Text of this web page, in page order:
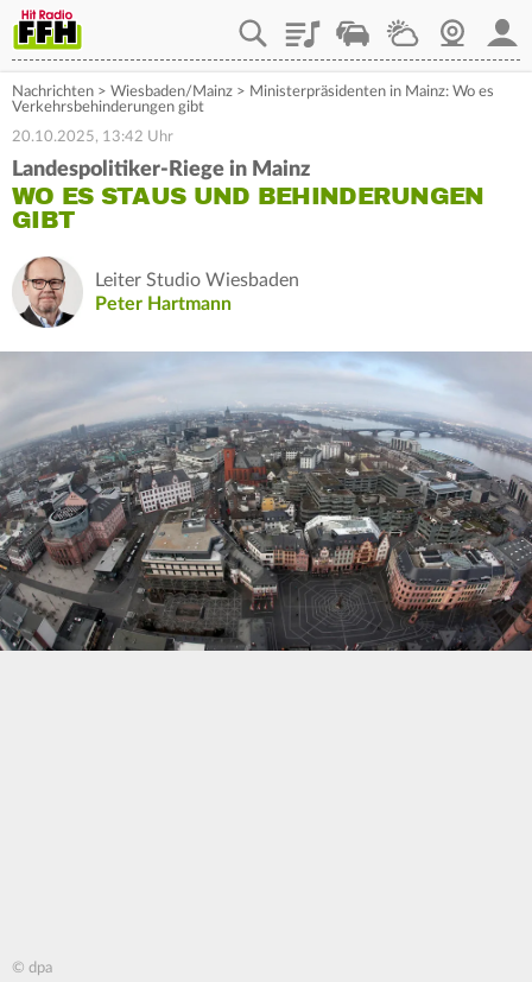
PlaylistStaupilotWetterWebcam
Nachrichten > Wiesbaden/Mainz > Ministerpräsidenten in Mainz: Wo es
Verkehrsbehinderungen gibt
20.10.2025, 13:42 Uhr
Landespolitiker-Riege in Mainz
WO ES STAUS UND BEHINDERUNGEN
GIBT
Leiter Studio Wiesbaden
Peter Hartmann
© dpa